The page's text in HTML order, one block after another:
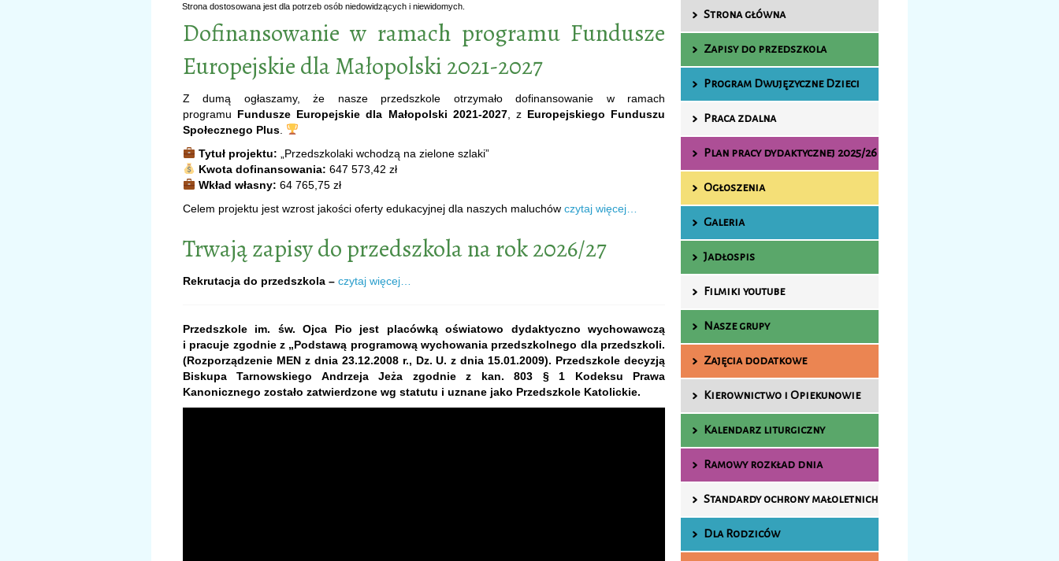
Strona dostosowana jest dla potrzeb osób niedowidzących i niewidomych.
Dofinansowanie w ramach programu Fundusze
Europejskie dla Małopolski 2021-2027
Z dumą ogłaszamy, że nasze przedszkole otrzymało dofinansowanie w ramach
programu Fundusze Europejskie dla Małopolski 2021-2027, z Europejskiego Funduszu
Społecznego Plus
Tytuł projektu: „Przedszkolaki wchodzą na zielone szlaki”
Kwota dofinansowania: 647 573,42 zł
Wkład własny: 64 765,75 zł
Celem projektu jest wzrost jakości oferty edukacyjnej dla naszych maluchów czytaj więcej…
Trwają zapisy do przedszkola na rok 2026/27
Rekrutacja do przedszkola – czytaj więcej…
Przedszkole im. św. Ojca Pio jest placówką oświatowo dydaktyczno wychowawczą
i pracuje zgodnie z „Podstawą programową wychowania przedszkolnego dla przedszkoli.
(Rozporządzenie MEN z dnia 23.12.2008 r., Dz. U. z dnia 15.01.2009). Przedszkole decyzją
Biskupa Tarnowskiego Andrzeja Jeża zgodnie z kan. 803 § 1 Kodeksu Prawa
Kanonicznego zostało zatwierdzone wg statutu i uznane jako Przedszkole Katolickie.
Strona główna
Zapisy do przedszkola
Program Dwujęzyczne Dzieci
Praca zdalna
Plan pracy dydaktycznej 2025/26
Ogłoszenia
Galeria
Jadłospis
Filmiki youtube
Nasze grupy
Zajęcia dodatkowe
Kierownictwo i Opiekunowie
Kalendarz liturgiczny
Ramowy rozkład dnia
Standardy ochrony małoletnich
Dla Rodziców